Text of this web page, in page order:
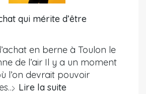
qui mérite d’être
en berne à Toulon le
de l’air Il y a un moment
l’on devrait pouvoir
Lire la suite